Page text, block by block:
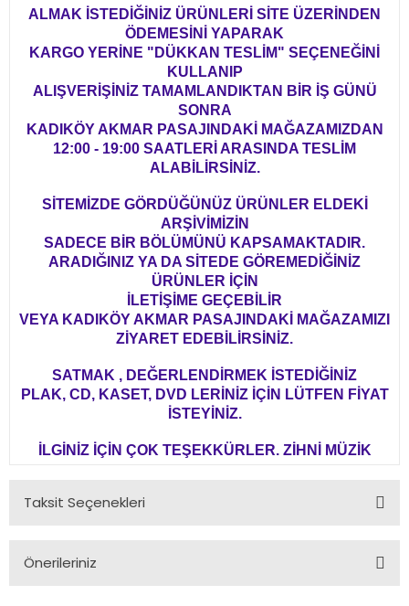
ALMAK İSTEDİĞİNİZ ÜRÜNLERİ SİTE ÜZERİNDEN
ÖDEMESİNİ YAPARAK
KARGO YERİNE "DÜKKAN TESLİM" SEÇENEĞİNİ
KULLANIP
ALIŞVERİŞİNİZ TAMAMLANDIKTAN BİR İŞ GÜNÜ
SONRA
KADIKÖY AKMAR PASAJINDAKİ MAĞAZAMIZDAN
12:00 - 19:00 SAATLERİ ARASINDA TESLİM
ALABİLİRSİNİZ.
SİTEMİZDE GÖRDÜĞÜNÜZ ÜRÜNLER ELDEKİ
ARŞİVİMİZİN
SADECE BİR BÖLÜMÜNÜ KAPSAMAKTADIR.
ARADIĞINIZ YA DA SİTEDE GÖREMEDİĞİNİZ
ÜRÜNLER İÇİN
İLETİŞİME GEÇEBİLİR
VEYA KADIKÖY AKMAR PASAJINDAKİ MAĞAZAMIZI
ZİYARET EDEBİLİRSİNİZ.
SATMAK , DEĞERLENDİRMEK İSTEDİĞİNİZ
PLAK, CD, KASET, DVD LERİNİZ İÇİN LÜTFEN FİYAT
İSTEYİNİZ.
İLGİNİZ İÇİN ÇOK TEŞEKKÜRLER. ZİHNİ MÜZİK
Taksit Seçenekleri
Önerileriniz